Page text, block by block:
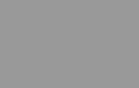
we gather
and have